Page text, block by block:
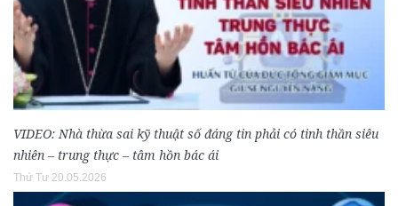
VIDEO: Nhà thừa sai kỹ thuật số đáng tin phải có tinh thần siêu
nhiên – trung thực – tâm hồn bác ái
Thứ Tư 20.05.2026